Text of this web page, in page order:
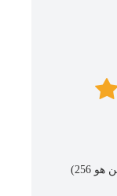
256
)